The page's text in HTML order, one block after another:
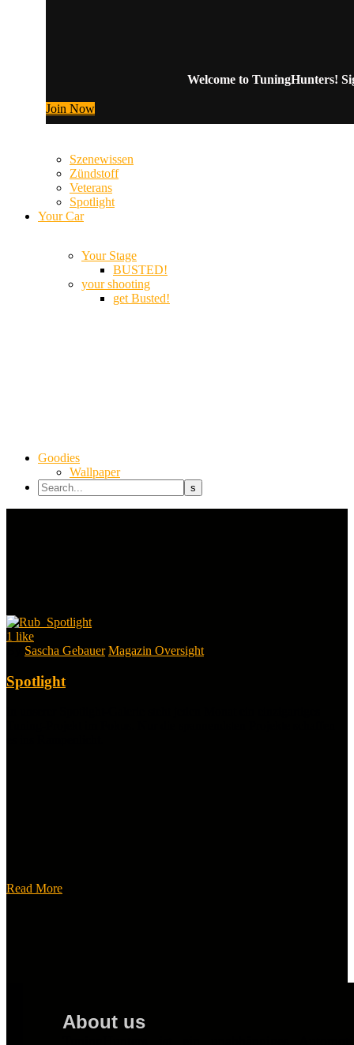
Welcome to TuningHunters!
Join Now
Szenewissen
Zündstoff
Veterans
Spotlight
Your Car
Your Stage
BUSTED!
your shooting
get Busted!
Goodies
Wallpaper
1 like
Sascha Gebauer Magazin Oversight
Spotlight
Read More
About us